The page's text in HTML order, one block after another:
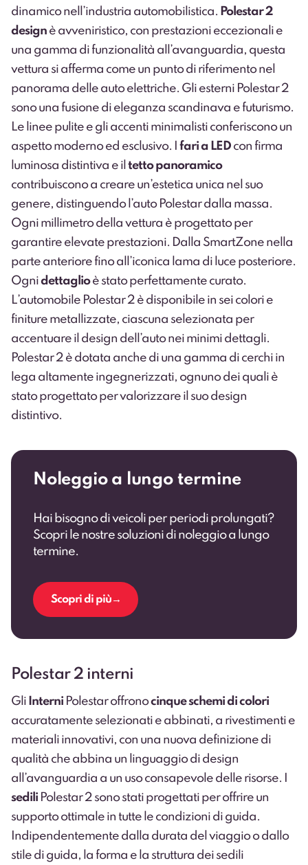
dinamico nell’industria automobilistica. Polestar 2
design è avveniristico, con prestazioni eccezionali e
una gamma di funzionalità all’avanguardia, questa
vettura si afferma come un punto di riferimento nel
panorama delle auto elettriche. Gli esterni Polestar 2
sono una fusione di eleganza scandinava e futurismo.
Le linee pulite e gli accenti minimalisti conferiscono un
aspetto moderno ed esclusivo. I fari a LED con firma
luminosa distintiva e il tetto panoramico
contribuiscono a creare un’estetica unica nel suo
genere, distinguendo l’auto Polestar dalla massa.
Ogni millimetro della vettura è progettato per
garantire elevate prestazioni. Dalla SmartZone nella
parte anteriore fino all’iconica lama di luce posteriore.
Ognidettaglioè stato perfettamente curato.
L’automobile Polestar 2 è disponibile in sei colori e
finiture metallizzate, ciascuna selezionata per
accentuare il design dell’auto nei minimi dettagli.
Polestar 2 è dotata anche di una gamma di cerchi in
lega altamente ingegnerizzati, ognuno dei quali è
stato progettato per valorizzare il suo design
distintivo.
Noleggio a lungo termine
Hai bisogno di veicoli per periodi prolungati?
Scopri le nostre soluzioni di noleggio a lungo
termine.
Scopri di più
Polestar 2 interni
Gli Interni Polestar offronocinque schemi di colori
accuratamente selezionati e abbinati, a rivestimenti e
materiali innovativi, con una nuova definizione di
qualità che abbina un linguaggio di design
all’avanguardia a un uso consapevole delle risorse. I
sedili Polestar 2 sono stati progettati per offrire un
supporto ottimale in tutte le condizioni di guida.
Indipendentemente dalla durata del viaggio o dallo
stile di guida, la forma e la struttura dei sedili